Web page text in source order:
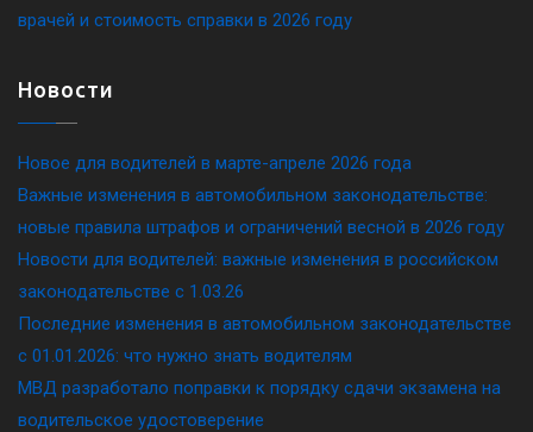
врачей и стоимость справки в 2026 году
Новости
Новое для водителей в марте-апреле 2026 года
Важные изменения в автомобильном законодательстве:
новые правила штрафов и ограничений весной в 2026 году
Новости для водителей: важные изменения в российском
законодательстве c 1.03.26
Последние изменения в автомобильном законодательстве
c 01.01.2026: что нужно знать водителям
МВД разработало поправки к порядку сдачи экзамена на
водительское удостоверение